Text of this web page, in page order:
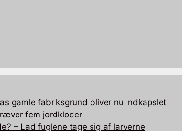
gamle fabriksgrund bliver nu indkapslet
fem jordkloder
– Lad fuglene tage sig af larverne